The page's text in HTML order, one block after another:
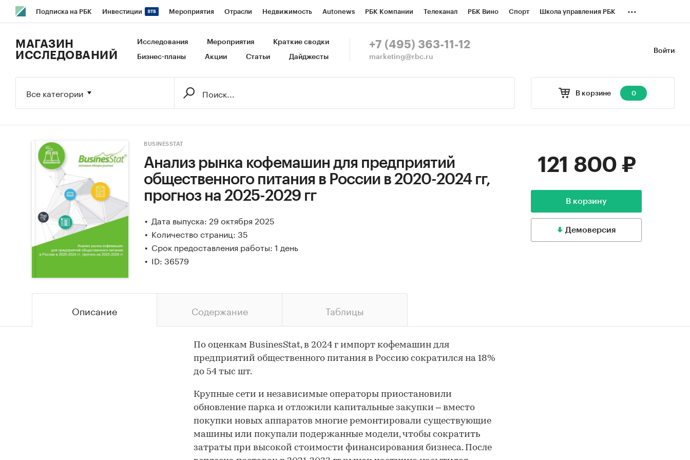
Подписка на РБК Инвестиции Мероприятия Отрасли Недвижимость Autonews РБК Компании Телеканал РБК Вино Спорт Школа управления РБК
Исследования Кредитные рейтинги Франшизы Газета Спецпроекты СПб Конференции СПб Спецпроекты
...
Войти
МАГАЗИН
ИССЛЕДОВАНИЙ
Исследования Мероприятия Краткие сводки
Бизнес-планы Акции Статьи Дайджесты
+7 (495) 363-11-12
marketing@rbc.ru
В корзине 0
Все категории
BUSINESSTAT
Анализ рынка кофемашин для предприятий
общественного питания в России в 2020-2024 гг,
прогноз на 2025-2029 гг
Дата выпуска: 29 октября 2025
Количество страниц: 35
Срок предоставления работы: 1 день
ID: 36579
121 800 ₽
В корзину
Демоверсия
Описание Содержание Таблицы
По оценкам BusinesStat, в 2024 г импорт кофемашин для
предприятий общественного питания в Россию сократился на 18%
до 54 тыс шт.
Крупные сети и независимые операторы приостановили
обновление парка и отложили капитальные закупки – вместо
покупки новых аппаратов многие ремонтировали существующие
машины или покупали подержанные модели, чтобы сократить
затраты при высокой стоимости финансирования бизнеса. После